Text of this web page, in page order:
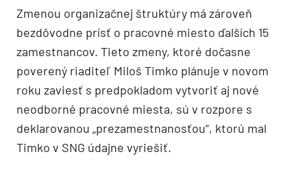
Zmenou organizačnej štruktúry má zároveň
bezdôvodne prísť o pracovné miesto ďalších 15
zamestnancov. Tieto zmeny, ktoré dočasne
poverený riaditeľ Miloš Timko plánuje v novom
roku zaviesť s predpokladom vytvoriť aj nové
neodborné pracovné miesta, sú v rozpore s
deklarovanou „prezamestnanosťou“, ktorú mal
Timko v SNG údajne vyriešiť.